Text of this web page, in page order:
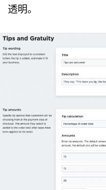
透明。